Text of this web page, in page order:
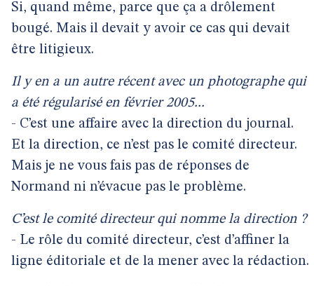
Si, quand même, parce que ça a drôlement
bougé. Mais il devait y avoir ce cas qui devait
être litigieux.
Il y en a un autre récent avec un photographe qui
a été régularisé en février 2005...
- C’est une affaire avec la direction du journal.
Et la direction, ce n’est pas le comité directeur.
Mais je ne vous fais pas de réponses de
Normand ni n’évacue pas le problème.
C’est le comité directeur qui nomme la direction ?
- Le rôle du comité directeur, c’est d’affiner la
ligne éditoriale et de la mener avec la rédaction.